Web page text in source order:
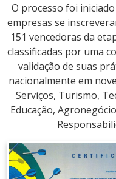
O processo foi
empresas se
151 vencedoras da
classificadas por uma
validação de suas
nacionalmente em
Serviços, Turismo,
Educação,